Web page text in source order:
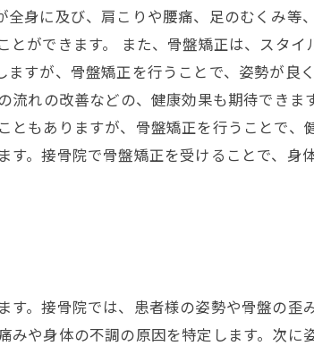
身に及び、肩こりや腰痛、足のむくみ等
ができます。 また、骨盤矯正は、スタ
すが、骨盤矯正を行うことで、姿勢が良
流れの改善などの、健康効果も期待でき
もありますが、骨盤矯正を行うことで、
。接骨院で骨盤矯正を受けることで、身
。接骨院では、患者様の姿勢や骨盤の歪
や身体の不調の原因を特定します。次